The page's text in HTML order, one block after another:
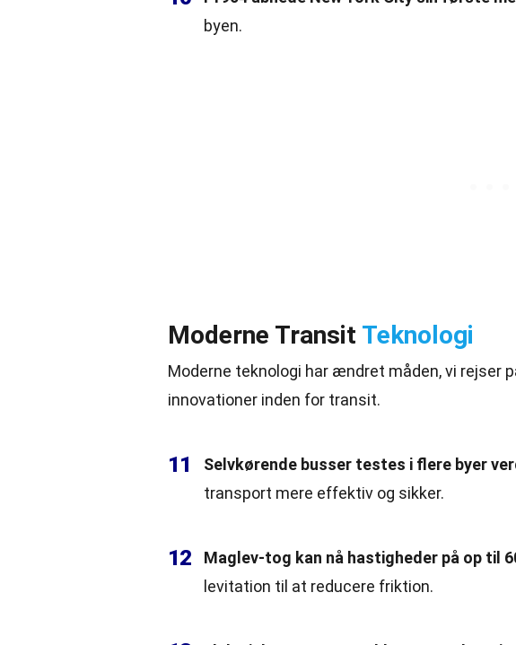
byen.
Moderne Transit Teknologi
Moderne teknologi har ændret måden, vi rejser
innovationer inden for transit.
11 Selvkørende busser testes i flere byer
transport mere effektiv og sikker.
12 Maglev-tog kan nå hastigheder på op til
levitation til at reducere friktion.